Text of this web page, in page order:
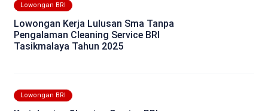
Lowongan BRI
Lowongan Kerja Lulusan Sma Tanpa
Pengalaman Cleaning Service BRI
Tasikmalaya Tahun 2025
Lowongan BRI